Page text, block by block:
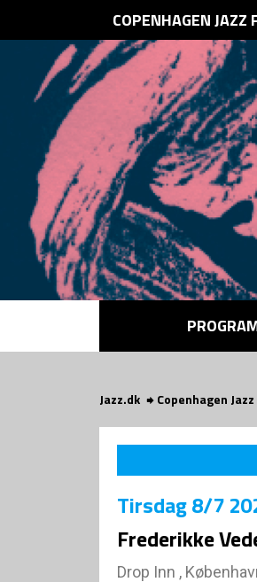
COPENHAGEN JAZZ
Jazz.dk Copenhagen
Tirsdag8/7
Frederikke
Drop Inn ,